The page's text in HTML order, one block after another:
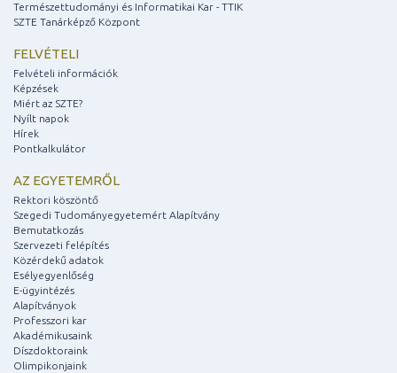
Természettudományi és Informatikai Kar - TTIK
SZTE Tanárképző Központ
FELVÉTELI
Felvételi információk
Képzések
Miért az SZTE?
Nyílt napok
Hírek
Pontkalkulátor
AZ EGYETEMRŐL
Rektori köszöntő
Szegedi Tudományegyetemért Alapítvány
Bemutatkozás
Szervezeti felépítés
Közérdekű adatok
Esélyegyenlőség
E-ügyintézés
Alapítványok
Professzori kar
Akadémikusaink
Díszdoktoraink
Olimpikonjaink